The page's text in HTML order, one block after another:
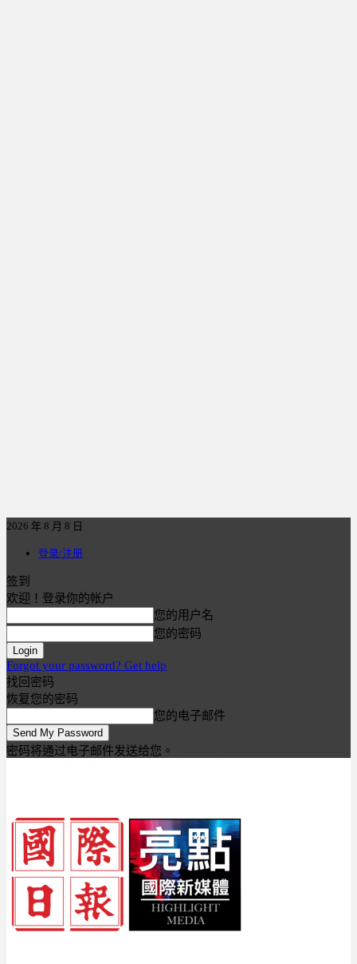
2026 年 8 月 8 日
登录/注册
签到
欢迎！登录你的帐户
您的用户名
您的密码
Forgot your password? Get help
找回密码
恢复您的密码
您的电子邮件
密码将通过电子邮件发送给您。